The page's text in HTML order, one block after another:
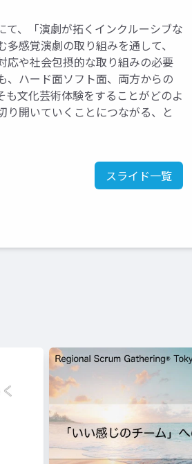
て、「演劇が拓くインクルーシブな
感覚演劇の取り組みを通して、
応や社会包摂的な取り組みの必要
、ハード面ソフト面、両方からの
文化芸術体験をすることがどのよ
り開いていくことにつながる、と
スライド一覧